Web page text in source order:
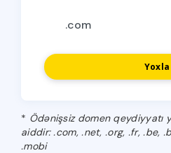
Yoxla
* Ödənişsiz domen qeydiyyatı
aiddir: .com, .net, .org, .fr, .be,
.mobi